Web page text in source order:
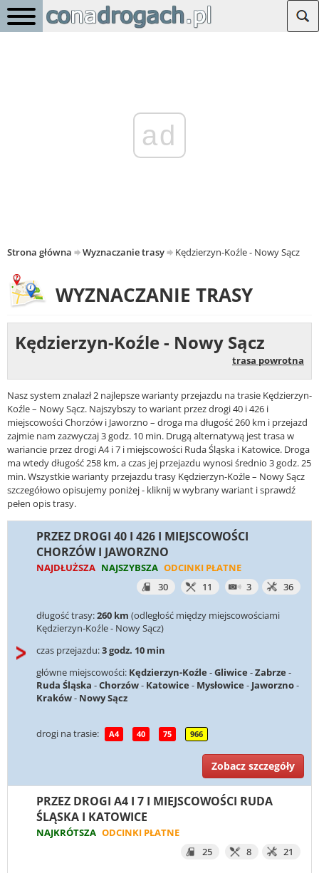
ad
Strona główna Wyznaczanie trasy Kędzierzyn-Koźle - Nowy Sącz
WYZNACZANIE TRASY
Kędzierzyn-Koźle - Nowy Sącz
trasa powrotna
Nasz system znalazł 2 najlepsze warianty przejazdu na trasie Kędzierzyn-
Koźle – Nowy Sącz. Najszybszy to wariant przez drogi 40 i 426 i
miejscowości Chorzów i Jaworzno – droga ma długość 260 km i przejazd
zajmie nam zazwyczaj 3 godz. 10 min. Drugą alternatywą jest trasa w
wariancie przez drogi A4 i 7 i miejscowości Ruda Śląska i Katowice. Droga
ma wtedy długość 258 km, a czas jej przejazdu wynosi średnio 3 godz. 25
min. Wszystkie warianty przejazdu trasy Kędzierzyn-Koźle – Nowy Sącz
szczegółowo opisujemy poniżej - kliknij w wybrany wariant i sprawdź
pełen opis trasy.
PRZEZ DROGI 40 I 426 I MIEJSCOWOŚCI
CHORZÓW I JAWORZNO
NAJDŁUŻSZA NAJSZYBSZA ODCINKI PŁATNE
30
11 3 36
długość trasy:260 km (odległość między miejscowościami
Kędzierzyn-Koźle - Nowy Sącz)
czas przejazdu:3 godz. 10 min
główne miejscowości: Kędzierzyn-Koźle -Gliwice -Zabrze -
Ruda Śląska -Chorzów- Katowice - Mysłowice - Jaworzno-
Kraków- Nowy Sącz
drogi na trasie: A4 40 75 966
Zobacz szczegóły
PRZEZ DROGI A4 I 7 I MIEJSCOWOŚCI RUDA
ŚLĄSKA I KATOWICE
NAJKRÓTSZA ODCINKI PŁATNE
25
8 21